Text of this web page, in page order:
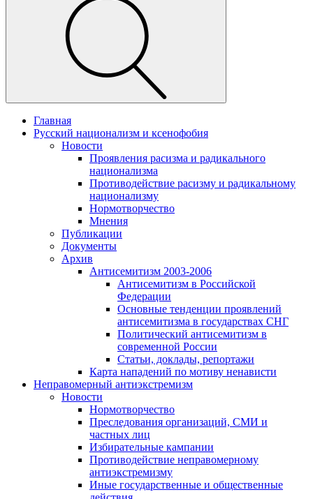
Главная
Русский национализм и ксенофобия
Новости
Проявления расизма и радикального
национализма
Противодействие расизму и радикальному
национализму
Нормотворчество
Мнения
Публикации
Документы
Архив
Антисемитизм 2003-2006
Антисемитизм в Российской
Федерации
Основные тенденции проявлений
антисемитизма в государствах СНГ
Политический антисемитизм в
современной России
Статьи, доклады, репортажи
Карта нападений по мотиву ненависти
Неправомерный антиэкстремизм
Новости
Нормотворчество
Преследования организаций, СМИ и
частных лиц
Избирательные кампании
Противодействие неправомерному
антиэкстремизму
Иные государственные и общественные